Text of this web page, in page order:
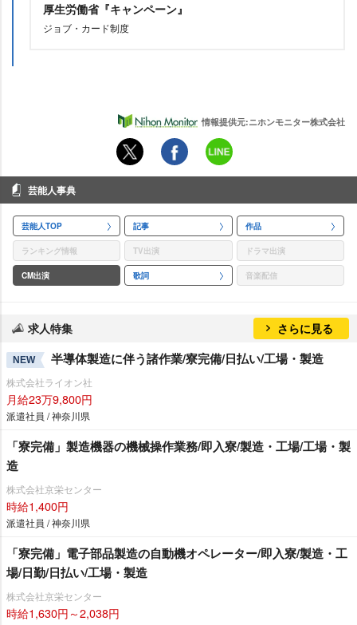
厚生労働省『キャンペーン』
ジョブ・カード制度
情報提供元:ニホンモニター株式会社
芸能人事典
芸能人TOP 記事 作品
ランキング情報 TV出演 ドラマ出演
CM出演 歌詞 音楽配信
求人特集 さらに見る
NEW 半導体製造に伴う諸作業/寮完備/日払い/工場・製造
株式会社ライオン社
月給23万9,800円
派遣社員 / 神奈川県
「寮完備」製造機器の機械操作業務/即入寮/製造・工場/工場・製
造
株式会社京栄センター
時給1,400円
派遣社員 / 神奈川県
「寮完備」電子部品製造の自動機オペレーター/即入寮/製造・工
場/日勤/日払い/工場・製造
株式会社京栄センター
時給1,630円～2,038円